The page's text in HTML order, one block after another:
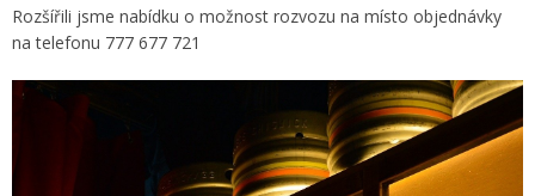
Rozšířili jsme nabídku o možnost rozvozu na místo objednávky
na telefonu 777 677 721